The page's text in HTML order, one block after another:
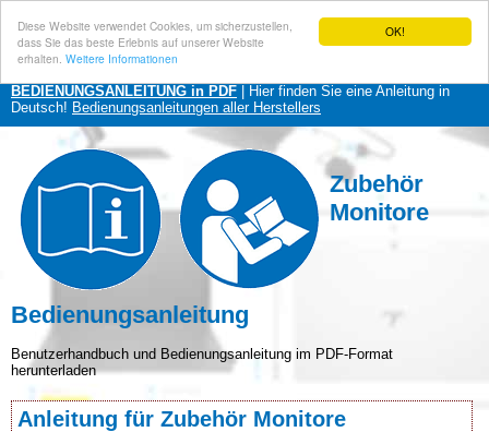
OK!
Diese Website verwendet Cookies, um sicherzustellen,
dass Sie das beste Erlebnis auf unserer Website
erhalten. Weitere Informationen
BEDIENUNGSANLEITUNG in PDF | Hier finden Sie eine Anleitung in
Deutsch! Bedienungsanleitungen aller Herstellers
Zubehör
Monitore
Bedienungsanleitung
Benutzerhandbuch und Bedienungsanleitung im PDF-Format
herunterladen
Anleitung für Zubehör Monitore